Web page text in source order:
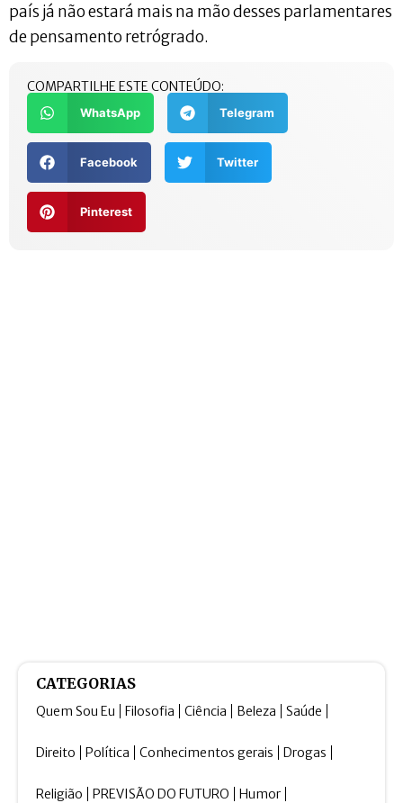
país já não estará mais na mão desses parlamentares
de pensamento retrógrado.
COMPARTILHE ESTE CONTEÚDO:
WhatsApp Telegram
Facebook Twitter
Pinterest
CATEGORIAS
Quem Sou Eu Filosofia Ciência Beleza Saúde
Direito Política Conhecimentos gerais Drogas
Religião PREVISÃO DO FUTURO Humor